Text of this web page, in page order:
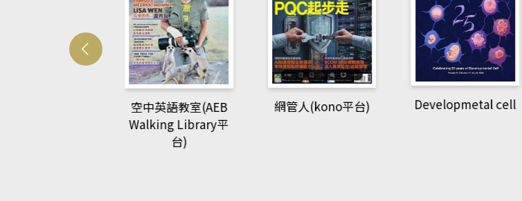
網管人(kono平台) Developmetal cell
Pattern